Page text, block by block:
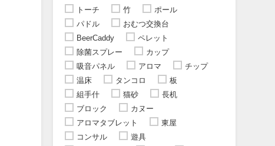
トーチ
竹
ポール
パドル
おむつ交換台
BeerCaddy
ペレット
除菌スプレー
カップ
吸音パネル
アロマ
チップ
温床
タンコロ
板
組手什
猫砂
長机
ブロック
カヌー
アロマタブレット
東屋
コンサル
遊具